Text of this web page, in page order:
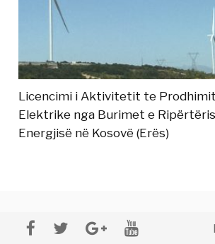
Licencimi i Aktivitetit te
Elektrike nga Burimet e
Energjisë në Kosovë (Erës)